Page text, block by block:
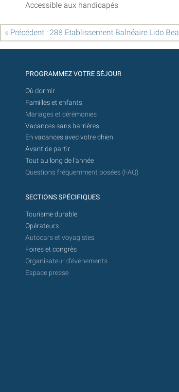
Accessible aux handicapés
« Précédent : 288 Etablissement Balnéaire Lido
PROGRAMMEZ VOTRE SÉJOUR
Où dormir
Familles et enfants
Mariages et cérémonies
Vacances sans barrières
En vacances avec votre chien
Avant de partir
Tout au long de l'année
Questions fréquemment posées (FAQ)
SECTIONS SPÉCIFIQUES
Tourisme durable
Opérateurs
Autocars et voyagistes
Foires et congrès
Organisateur d'événements
Espace presse